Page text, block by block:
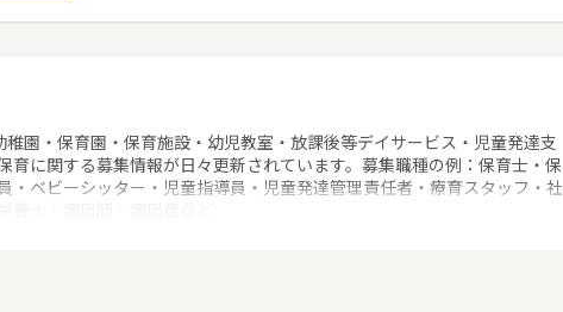
園・保育園・保育施設・幼児教室・放課後等デイサービス・児童発達支
育に関する募集情報が日々更新されています。募集職種の例：保育士・保
・ベビーシッター・児童指導員・児童発達管理責任者・療育スタッフ・社